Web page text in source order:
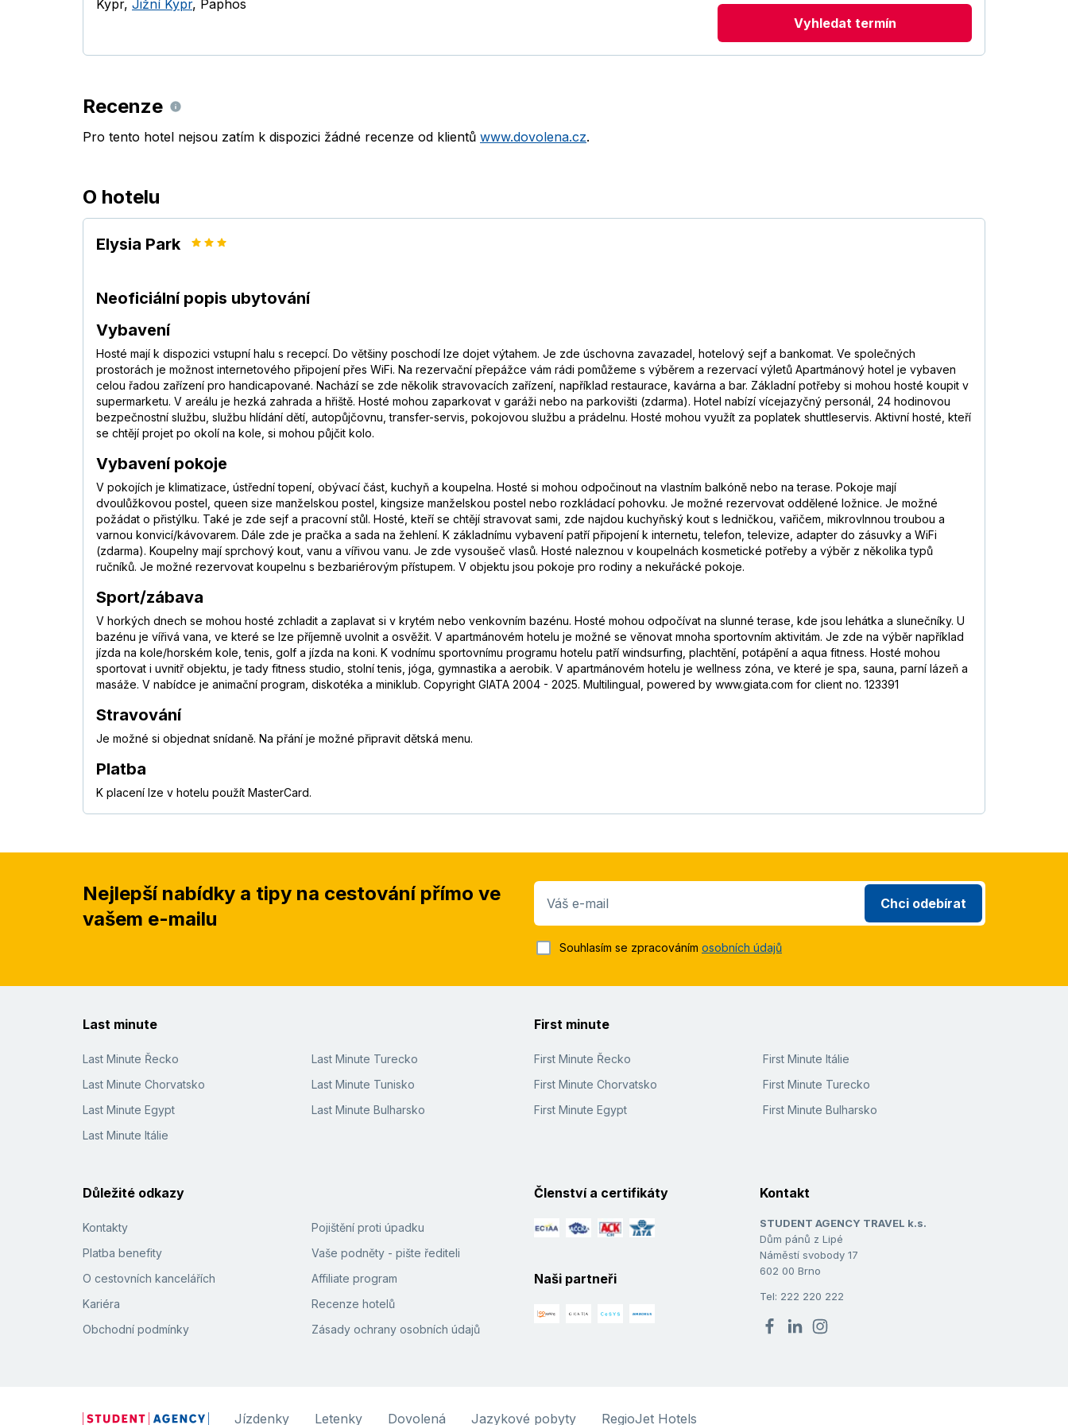
Kypr, Jižní Kypr, Paphos
Vyhledat termín
Recenze
Pro tento hotel nejsou zatím k dispozici žádné recenze od klientů www.dovolena.cz.
O hotelu
Elysia Park
Neoficiální popis ubytování
Vybavení
Hosté mají k dispozici vstupní halu s recepcí. Do většiny poschodí lze dojet výtahem. Je zde úschovna zavazadel, hotelový sejf a bankomat. Ve společných
prostorách je možnost internetového připojení přes WiFi. Na rezervační přepážce vám rádi pomůžeme s výběrem a rezervací výletů Apartmánový hotel je vybaven
celou řadou zařízení pro handicapované. Nachází se zde několik stravovacích zařízení, například restaurace, kavárna a bar. Základní potřeby si mohou hosté koupit v
supermarketu. V areálu je hezká zahrada a hřiště. Hosté mohou zaparkovat v garáži nebo na parkovišti (zdarma). Hotel nabízí vícejazyčný personál, 24 hodinovou
bezpečnostní službu, službu hlídání dětí, autopůjčovnu, transfer-servis, pokojovou službu a prádelnu. Hosté mohou využít za poplatek shuttleservis. Aktivní hosté, kteří
se chtějí projet po okolí na kole, si mohou půjčit kolo.
Vybavení pokoje
V pokojích je klimatizace, ústřední topení, obývací část, kuchyň a koupelna. Hosté si mohou odpočinout na vlastním balkóně nebo na terase. Pokoje mají
dvoulůžkovou postel, queen size manželskou postel, kingsize manželskou postel nebo rozkládací pohovku. Je možné rezervovat oddělené ložnice. Je možné
požádat o přistýlku. Také je zde sejf a pracovní stůl. Hosté, kteří se chtějí stravovat sami, zde najdou kuchyňský kout s ledničkou, vařičem, mikrovlnnou troubou a
varnou konvicí/kávovarem. Dále zde je pračka a sada na žehlení. K základnímu vybavení patří připojení k internetu, telefon, televize, adapter do zásuvky a WiFi
(zdarma). Koupelny mají sprchový kout, vanu a vířivou vanu. Je zde vysoušeč vlasů. Hosté naleznou v koupelnách kosmetické potřeby a výběr z několika typů
ručníků. Je možné rezervovat koupelnu s bezbariérovým přístupem. V objektu jsou pokoje pro rodiny a nekuřácké pokoje.
Sport/zábava
V horkých dnech se mohou hosté zchladit a zaplavat si v krytém nebo venkovním bazénu. Hosté mohou odpočívat na slunné terase, kde jsou lehátka a slunečníky. U
bazénu je vířivá vana, ve které se lze příjemně uvolnit a osvěžit. V apartmánovém hotelu je možné se věnovat mnoha sportovním aktivitám. Je zde na výběr například
jízda na kole/horském kole, tenis, golf a jízda na koni. K vodnímu sportovnímu programu hotelu patří windsurfing, plachtění, potápění a aqua fitness. Hosté mohou
sportovat i uvnitř objektu, je tady fitness studio, stolní tenis, jóga, gymnastika a aerobik. V apartmánovém hotelu je wellness zóna, ve které je spa, sauna, parní lázeň a
masáže. V nabídce je animační program, diskotéka a miniklub. Copyright GIATA 2004 - 2025. Multilingual, powered by www.giata.com for client no. 123391
Stravování
Je možné si objednat snídaně. Na přání je možné připravit dětská menu.
Platba
K placení lze v hotelu použít MasterCard.
Nejlepší nabídky a tipy na cestování přímo ve
vašem e-mailu
Váš e-mail Chci odebírat
Souhlasím se zpracováním osobních údajů
Last minute
Last Minute Řecko
Last Minute Chorvatsko
Last Minute Egypt
Last Minute Itálie
Last Minute Turecko
Last Minute Tunisko
Last Minute Bulharsko
First minute
First Minute Řecko
First Minute Chorvatsko
First Minute Egypt
First Minute Itálie
First Minute Turecko
First Minute Bulharsko
Důležité odkazy
Kontakty
Platba benefity
O cestovních kancelářích
Kariéra
Obchodní podmínky
Pojištění proti úpadku
Vaše podněty - pište řediteli
Affiliate program
Recenze hotelů
Zásady ochrany osobních údajů
Členství a certifikáty
Naši partneři
Kontakt
STUDENT AGENCY TRAVEL k.s.
Dům pánů z Lipé
Náměstí svobody 17
602 00 Brno
Tel: 222 220 222
Jízdenky Letenky Dovolená Jazykové pobyty RegioJet Hotels